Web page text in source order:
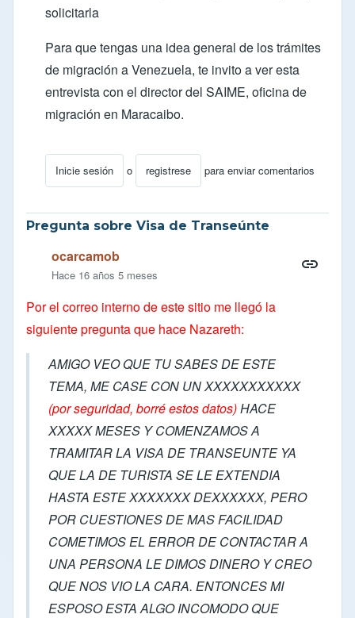
solicitarla
Para que tengas una idea general de los trámites
de migración a Venezuela, te invito a ver esta
entrevista con el director del SAIME, oficina de
migración en Maracaibo.
Inicie sesión o registrese para enviar comentarios
En respuesta a Información sobre peruanopor
Pregunta sobre Visa de Transeúnte
ocarcamob
Hace 16 años 5 meses
Por el correo interno de este sitio me llegó la
siguiente pregunta que hace Nazareth:
AMIGO VEO QUE TU SABES DE ESTE
TEMA, ME CASE CON UN XXXXXXXXXXX
(por seguridad, borré estos datos)HACE
XXXXX MESES Y COMENZAMOS A
TRAMITAR LA VISA DE TRANSEUNTE YA
QUE LA DE TURISTA SE LE EXTENDIA
HASTA ESTE XXXXXXX DEXXXXXX, PERO
POR CUESTIONES DE MAS FACILIDAD
COMETIMOS EL ERROR DE CONTACTAR A
UNA PERSONA LE DIMOS DINERO Y CREO
QUE NOS VIO LA CARA. ENTONCES MI
ESPOSO ESTA ALGO INCOMODO QUE